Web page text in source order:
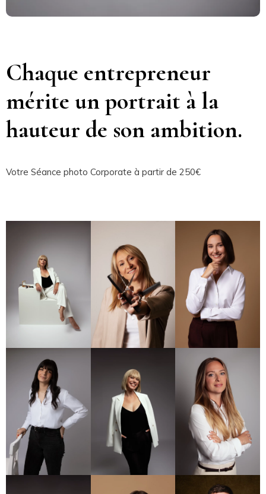
Chaque entrepreneur
mérite un portrait à la
hauteur de son ambition.
Votre Séance photo Corporate à partir de 250€